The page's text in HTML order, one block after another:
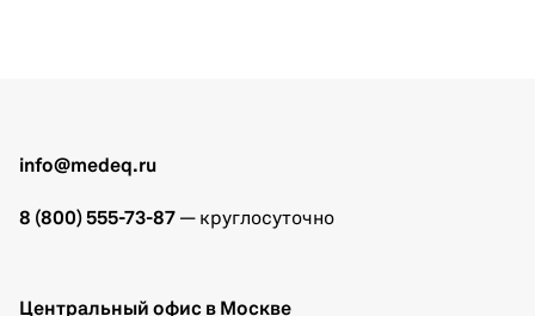
info@medeq.ru
8 (800) 555-73-87 — круглосуточно
Центральный офис в Москве